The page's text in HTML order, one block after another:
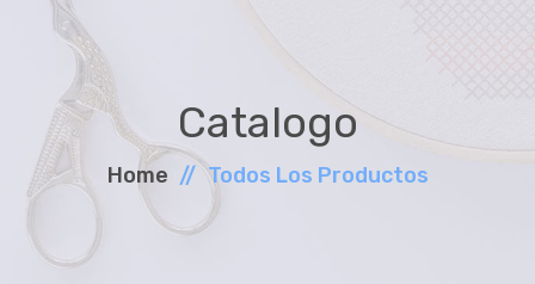
Catalogo
Home Todos Los Productos